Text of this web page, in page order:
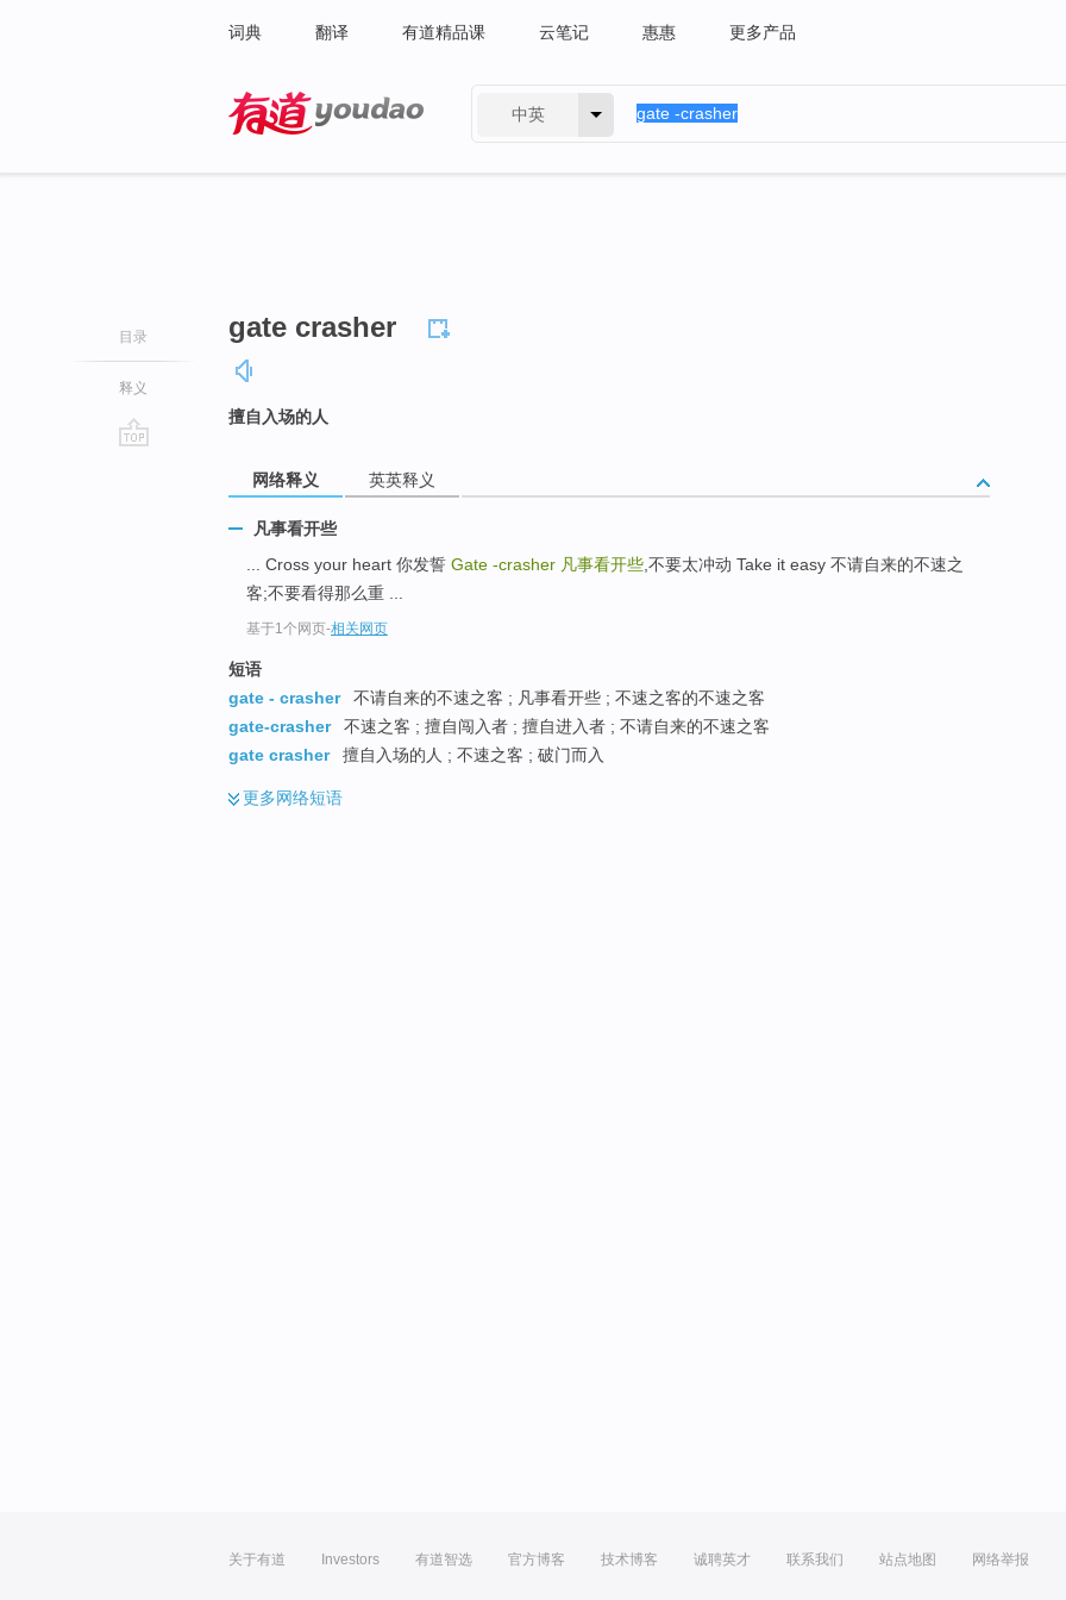
词典 翻译 有道精品课 云笔记 惠惠 更多产品
中英
目录
释义
gate crasher
擅自入场的人
网络释义 英英释义
凡事看开些
... Cross your heart 你发誓 Gate -crasher 凡事看开些 ,不要太冲动 Take it easy 不请自来的不速之
客;不要看得那么重 ...
基于1个网页-相关网页
短语
gate - crasher
不请自来的不速之客 ; 凡事看开些 ; 不速之客的不速之客
gate-crasher
不速之客 ; 擅自闯入者 ; 擅自进入者 ; 不请自来的不速之客
gate crasher
擅自入场的人 ; 不速之客 ; 破门而入
更多网络短语
关于有道 Investors 有道智选 官方博客 技术博客 诚聘英才 联系我们 站点地图 网络举报